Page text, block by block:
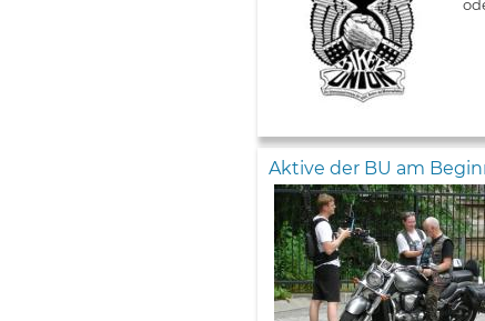
Aktive der BU am